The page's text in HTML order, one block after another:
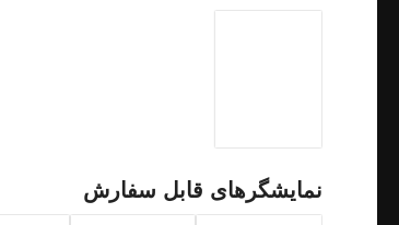
نمایشگرهای قابل سفارش